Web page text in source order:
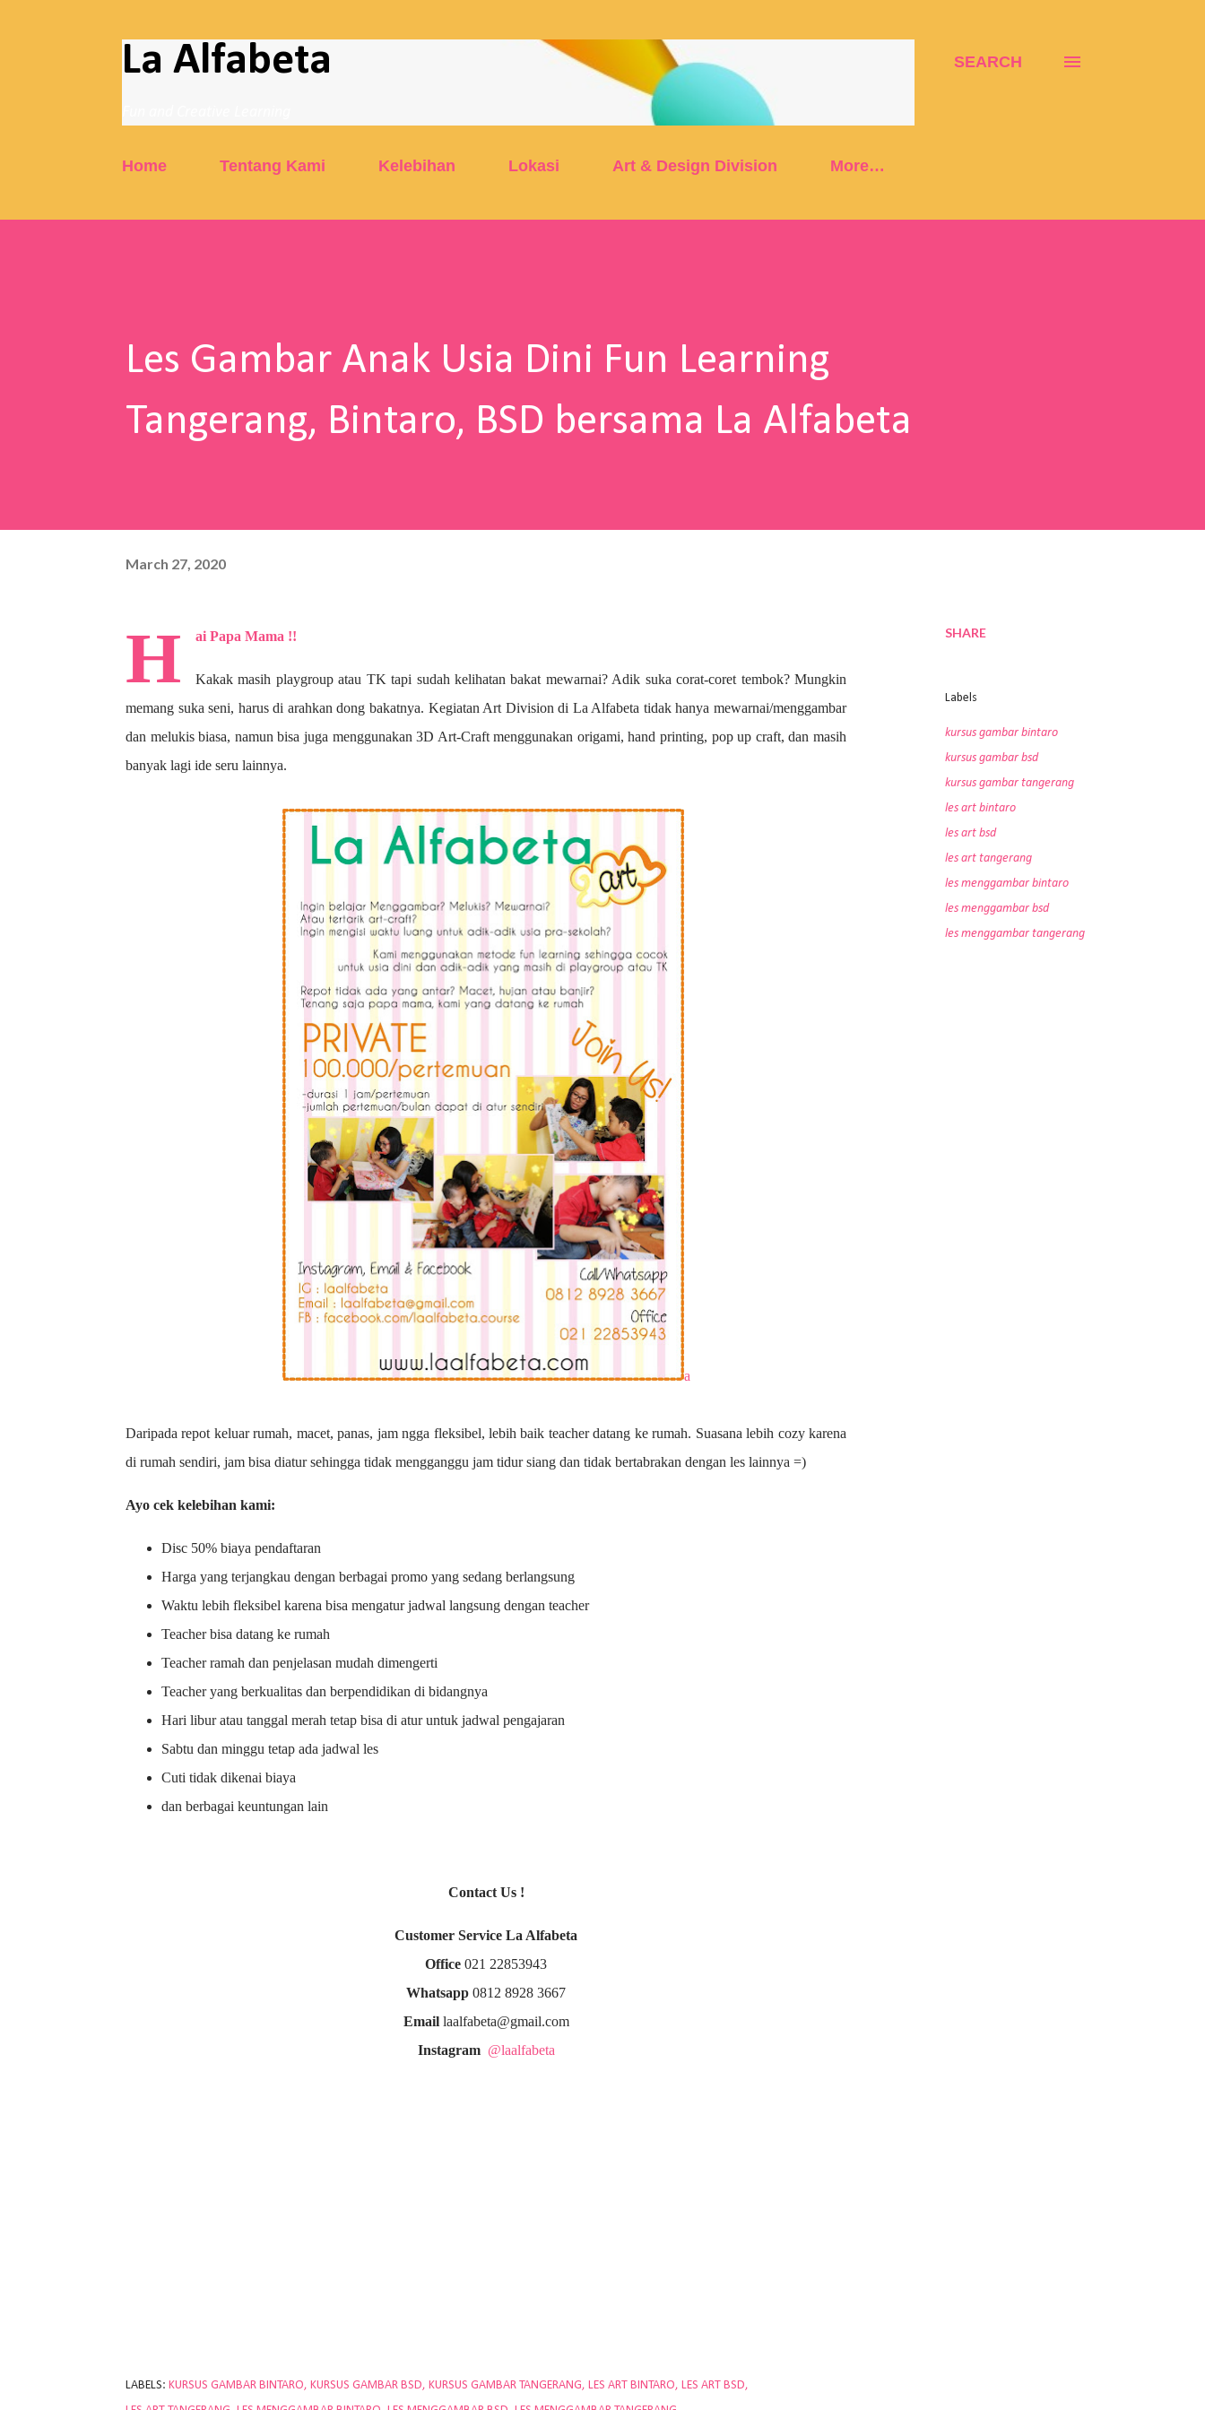
La Alfabeta SEARCH
Home Tentang Kami Kelebihan Lokasi Art & Design Division More…
Les Gambar Anak Usia Dini Fun Learning
Tangerang, Bintaro, BSD bersama La Alfabeta
March 27, 2020
H ai Papa Mama !!
Kakak masih playgroup atau TK tapi sudah kelihatan bakat mewarnai? Adik suka corat-coret tembok? Mungkin
memang suka seni, harus di arahkan dong bakatnya. Kegiatan Art Division di La Alfabeta tidak hanya mewarnai/menggambar
dan melukis biasa, namun bisa juga menggunakan 3D Art-Craft menggunakan origami, hand printing, pop up craft, dan masih
banyak lagi ide seru lainnya.
a
Daripada repot keluar rumah, macet, panas, jam ngga fleksibel, lebih baik teacher datang ke rumah. Suasana lebih cozy karena
di rumah sendiri, jam bisa diatur sehingga tidak mengganggu jam tidur siang dan tidak bertabrakan dengan les lainnya =)
Ayo cek kelebihan kami:
Disc 50% biaya pendaftaran
Harga yang terjangkau dengan berbagai promo yang sedang berlangsung
Waktu lebih fleksibel karena bisa mengatur jadwal langsung dengan teacher
Teacher bisa datang ke rumah
Teacher ramah dan penjelasan mudah dimengerti
Teacher yang berkualitas dan berpendidikan di bidangnya
Hari libur atau tanggal merah tetap bisa di atur untuk jadwal pengajaran
Sabtu dan minggu tetap ada jadwal les
Cuti tidak dikenai biaya
dan berbagai keuntungan lain
Contact Us !
Customer Service La Alfabeta
Office 021 22853943
Whatsapp 0812 8928 3667
Emaillaalfabeta@gmail.com
Instagram @laalfabeta
SHARE
Labels
kursus gambar bintaro
kursus gambar bsd
kursus gambar tangerang
les art bintaro
les art bsd
les art tangerang
les menggambar bintaro
les menggambar bsd
les menggambar tangerang
LABELS: KURSUS GAMBAR BINTARO KURSUS GAMBAR BSD KURSUS GAMBAR TANGERANG LES ART BINTARO LES ART BSD